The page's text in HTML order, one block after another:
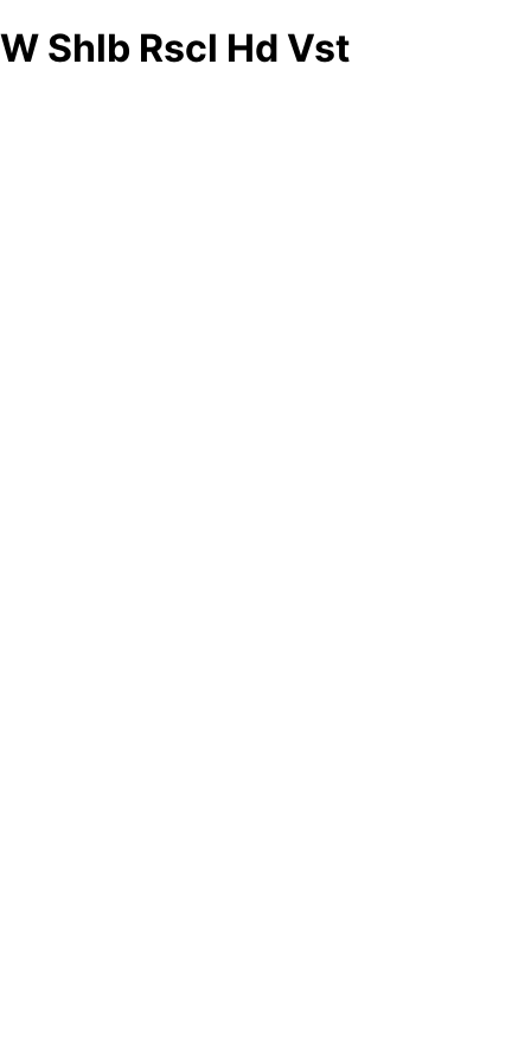
W Shlb Rscl Hd Vst